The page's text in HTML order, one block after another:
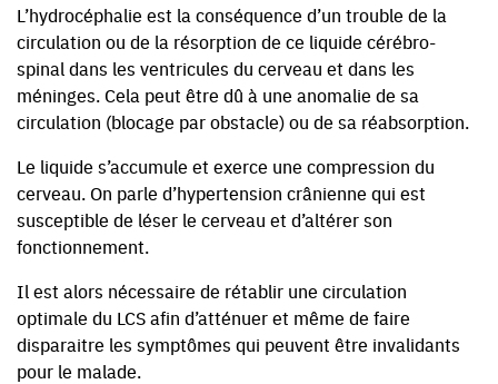
L’hydrocéphalie est la conséquence d’un trouble de la
circulation ou de la résorption de ce liquide cérébro-
spinal dans les ventricules du cerveau et dans les
méninges. Cela peut être dû à une anomalie de sa
circulation (blocage par obstacle) ou de sa réabsorption.
Le liquide s’accumule et exerce une compression du
cerveau. On parle d’hypertension crânienne qui est
susceptible de léser le cerveau et d’altérer son
fonctionnement.
Il est alors nécessaire de rétablir une circulation
optimale du LCS afin d’atténuer et même de faire
disparaitre les symptômes qui peuvent être invalidants
pour le malade.